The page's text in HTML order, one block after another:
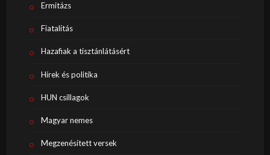
Ermitázs
Fiatalítás
Hazafiak a tisztánlátásért
Hírek és politika
HUN csillagok
Magyar nemes
Megzenésített versek